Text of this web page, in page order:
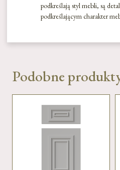
podkreślają styl mebli, są
podkreślającym charakter
Podobne